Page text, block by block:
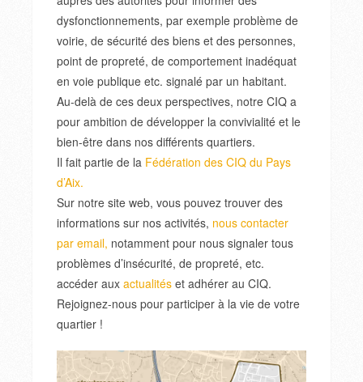
dysfonctionnements, par exemple problème de
voirie, de sécurité des biens et des personnes,
point de propreté, de comportement inadéquat
en voie publique etc. signalé par un habitant.
Au-delà de ces deux perspectives, notre CIQ a
pour ambition de développer la convivialité et le
bien-être dans nos différents quartiers.
Il fait partie de la Fédération des CIQ du Pays
d’Aix.
Sur notre site web, vous pouvez trouver des
informations sur nos activités, nous contacter
par email, notamment pour nous signaler tous
problèmes d’insécurité, de propreté, etc.
accéder aux actualités et adhérer au CIQ.
Rejoignez-nous pour participer à la vie de votre
quartier !